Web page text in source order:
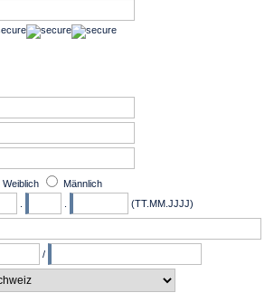
Weiblich
Männlich
(TT.MM.JJJJ)
/